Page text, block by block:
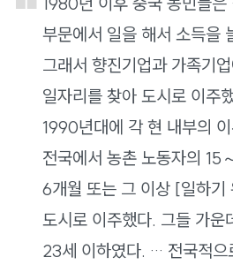
부문에서 일을 해서 소득을
그래서 향진기업과 가족기
일자리를 찾아 도시로 이주
1990년대에 각 현 내부의
전국에서 농촌 노동자의 15
6개월 또는 그 이상 [일하기
도시로 이주했다. 그들 가
23세 이하였다. … 전국적으